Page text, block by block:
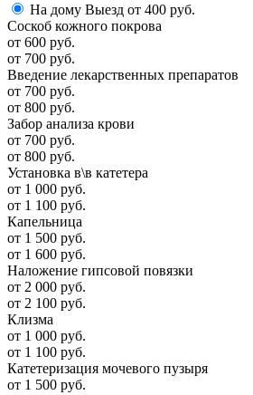
На дому Выезд от 400 руб.
Соскоб кожного покрова
от 600 руб.
от 700 руб.
Введение лекарственных препаратов
от 700 руб.
от 800 руб.
Забор анализа крови
от 700 руб.
от 800 руб.
Установка в\в катетера
от 1 000 руб.
от 1 100 руб.
Капельница
от 1 500 руб.
от 1 600 руб.
Наложение гипсовой повязки
от 2 000 руб.
от 2 100 руб.
Клизма
от 1 000 руб.
от 1 100 руб.
Катетеризация мочевого пузыря
от 1 500 руб.